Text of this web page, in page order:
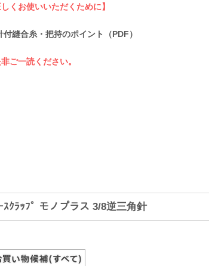
くお使いいただくために】
付縫合糸・把持のポイント（PDF）
ご一読ください。
ｽｸﾗｯﾌﾟ モノプラス 3/8逆三角針